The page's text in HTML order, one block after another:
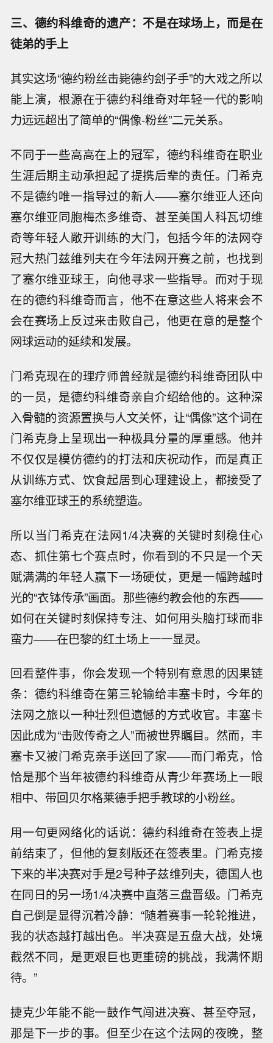
三、德约科维奇的遗产：不是在球场上，而是在
徒弟的手上
其实这场“德约粉丝击毙德约刽子手”的大戏之所以
能上演，根源在于德约科维奇对年轻一代的影响
力远远超出了简单的“偶像-粉丝”二元关系。
不同于一些高高在上的冠军，德约科维奇在职业
生涯后期主动承担起了提携后辈的责任。门希克
不是德约唯一指导过的新人——塞尔维亚人还向
塞尔维亚同胞梅杰多维奇、甚至美国人科瓦切维
奇等年轻人敞开训练的大门，包括今年的法网夺
冠大热门兹维列夫在今年法网开赛之前，也找到
了塞尔维亚球王，向他寻求一些指导。而对于现
在的德约科维奇而言，他不在意这些人将来会不
会在赛场上反过来击败自己，他更在意的是整个
网球运动的延续和发展。
门希克现在的理疗师曾经就是德约科维奇团队中
的一员，是德约科维奇亲自介绍给他的。这种深
入骨髓的资源置换与人文关怀，让“偶像”这个词在
门希克身上呈现出一种极具分量的厚重感。他并
不仅仅是模仿德约的打法和庆祝动作，而是真正
从训练方式、饮食起居到心理建设上，都接受了
塞尔维亚球王的系统塑造。
所以当门希克在法网1/4决赛的关键时刻稳住心
态、抓住第七个赛点时，你看到的不只是一个天
赋满满的年轻人赢下一场硬仗，更是一幅跨越时
光的“衣钵传承”画面。那些德约教会他的东西——
如何在关键时刻保持专注、如何用头脑打球而非
蛮力——在巴黎的红土场上一一显灵。
回看整件事，你会发现一个特别有意思的因果链
条：德约科维奇在第三轮输给丰塞卡时，今年的
法网之旅以一种壮烈但遗憾的方式收官。丰塞卡
因此成为“击败传奇之人”而被世界瞩目。然而，丰
塞卡又被门希克亲手送回了家——而门希克，恰
恰是那个当年被德约科维奇从青少年赛场上一眼
相中、带回贝尔格莱德手把手教球的小粉丝。
用一句更网络化的话说：德约科维奇在签表上提
前结束了，但他的复刻版还在签表里。门希克接
下来的半决赛对手是2号种子兹维列夫，德国人也
在同日的另一场1/4决赛中直落三盘晋级。门希克
自己倒是显得沉着冷静：“随着赛事一轮轮推进，
我的状态越打越出色。半决赛是五盘大战，处境
截然不同，是更艰巨也更重磅的挑战，我满怀期
待。”
捷克少年能不能一鼓作气闯进决赛、甚至夺冠，
那是下一步的事。但至少在这个法网的夜晚，整